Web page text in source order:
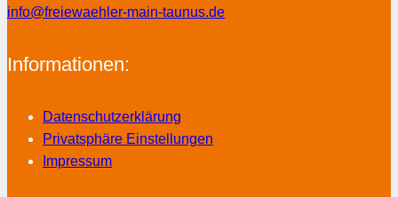
info@freiewaehler-main-taunus.de
Informationen:
Datenschutzerklärung
Privatsphäre Einstellungen
Impressum